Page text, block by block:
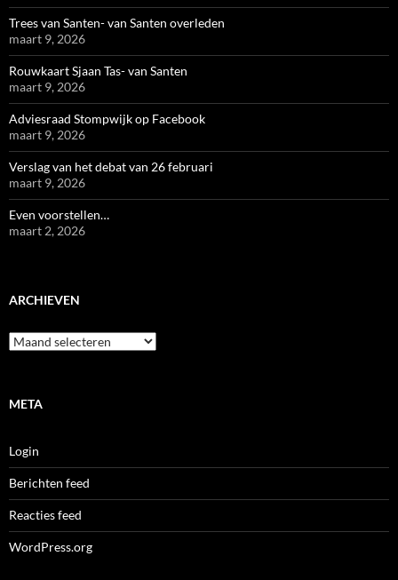
Trees van Santen- van Santen overleden
maart 9, 2026
Rouwkaart Sjaan Tas- van Santen
maart 9, 2026
Adviesraad Stompwijk op Facebook
maart 9, 2026
Verslag van het debat van 26 februari
maart 9, 2026
Even voorstellen…
maart 2, 2026
ARCHIEVEN
Archieven
META
Login
Berichten feed
Reacties feed
WordPress.org